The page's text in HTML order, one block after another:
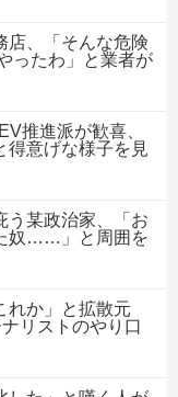
店、「そんな危険
ったわ」と業者が
推進派が歓喜、
得意げな様子を見
う某政治家、「お
奴……」と周囲を
れか」と拡散元
リストのやり口